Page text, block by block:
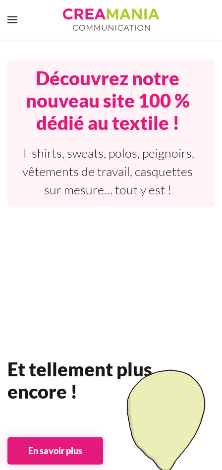
Skip to main content
Découvrez notre
nouveau site 100 %
dédié au textile !
T-shirts, sweats, polos, peignoirs,
vêtements de travail, casquettes
sur mesure… tout y est !
Et tellement plus
encore !
En savoir plus